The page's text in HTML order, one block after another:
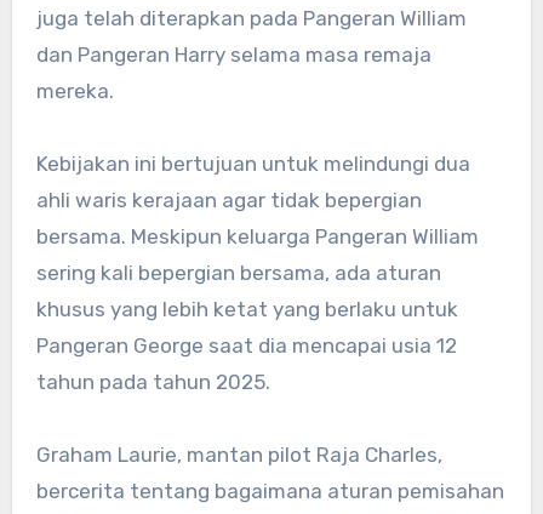
juga telah diterapkan pada Pangeran William
dan Pangeran Harry selama masa remaja
mereka.
Kebijakan ini bertujuan untuk melindungi dua
ahli waris kerajaan agar tidak bepergian
bersama. Meskipun keluarga Pangeran William
sering kali bepergian bersama, ada aturan
khusus yang lebih ketat yang berlaku untuk
Pangeran George saat dia mencapai usia 12
tahun pada tahun 2025.
Graham Laurie, mantan pilot Raja Charles,
bercerita tentang bagaimana aturan pemisahan